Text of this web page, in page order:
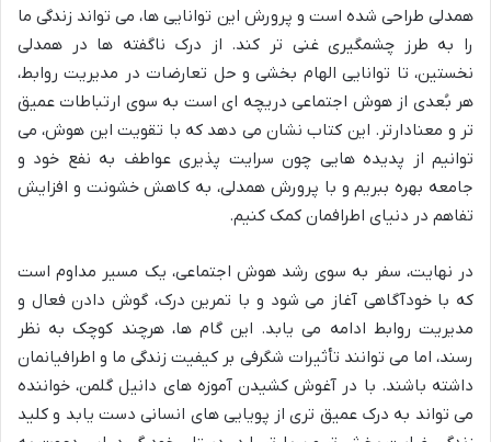
همدلی طراحی شده است و پرورش این توانایی ها، می تواند زندگی ما
را به طرز چشمگیری غنی تر کند. از درک ناگفته ها در همدلی
نخستین، تا توانایی الهام بخشی و حل تعارضات در مدیریت روابط،
هر بُعدی از هوش اجتماعی دریچه ای است به سوی ارتباطات عمیق
تر و معنادارتر. این کتاب نشان می دهد که با تقویت این هوش، می
توانیم از پدیده هایی چون سرایت پذیری عواطف به نفع خود و
جامعه بهره ببریم و با پرورش همدلی، به کاهش خشونت و افزایش
تفاهم در دنیای اطرافمان کمک کنیم.
در نهایت، سفر به سوی رشد هوش اجتماعی، یک مسیر مداوم است
که با خودآگاهی آغاز می شود و با تمرین درک، گوش دادن فعال و
مدیریت روابط ادامه می یابد. این گام ها، هرچند کوچک به نظر
رسند، اما می توانند تأثیرات شگرفی بر کیفیت زندگی ما و اطرافیانمان
داشته باشند. با در آغوش کشیدن آموزه های دانیل گلمن، خواننده
می تواند به درک عمیق تری از پویایی های انسانی دست یابد و کلید